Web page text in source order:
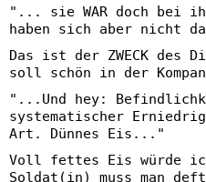
"... sie WAR doch bei
haben sich aber nicht
Das ist der ZWECK des
soll schön in der
"...Und hey:
systematischer
Art. Dünnes Eis..."
Voll fettes Eis würde
Soldat(in) muss man